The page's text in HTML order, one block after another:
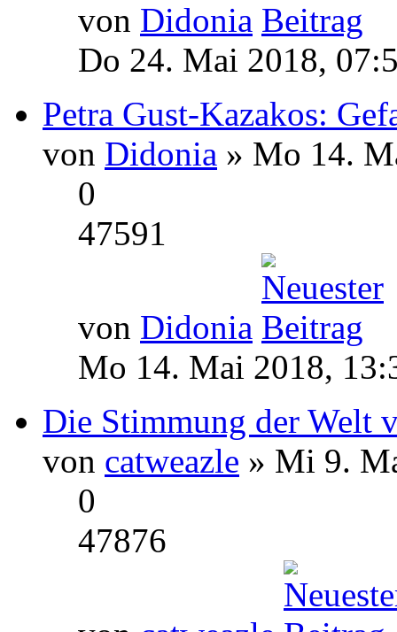
von Didonia
Do 24. Mai 2018,
Petra Gust-Kazakos:
von Didonia » Mo 14.
0
47591
von Didonia
Mo 14. Mai 2018,
Die Stimmung der Welt
von catweazle » Mi 9.
0
47876